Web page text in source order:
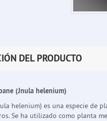
DEL PRODUCTO
(Jnula helenium)
helenium) es una especie de
Se ha utilizado como planta